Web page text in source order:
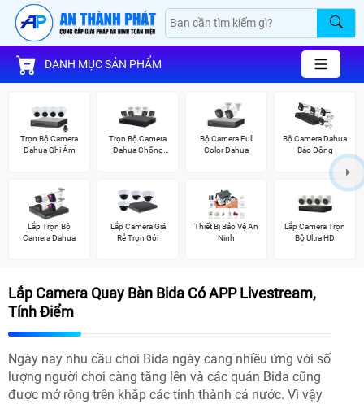
DANH MỤC SẢN PHẨM
Trọn Bộ Camera
Dahua Ghi Âm
Trọn Bộ Camera
Dahua Chống
Bộ Camera Full
Color Dahua
Bộ Camera Dahua
Báo Động
Lắp Trọn Bộ
Camera Dahua
Lắp Camera Giá
Rẻ Trọn Gói
Thiết Bị Bảo Vệ An
Ninh
Lắp Camera Trọn
Bộ Ultra HD
Lắp Camera Quay Bàn Bida Có APP Livestream,
Tính Điểm
Ngày nay nhu cầu chơi Bida ngày càng nhiều ứng với số
lượng người chơi càng tăng lên và các quán Bida cũng
được mở rộng trên khắp các tỉnh thành cả nước. Vì vậy